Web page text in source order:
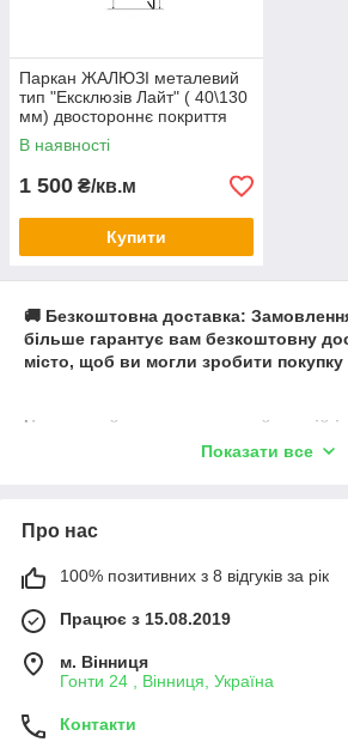
Паркан ЖАЛЮЗІ металевий
тип "Ексклюзів Лайт" ( 40\130
мм) двостороннє покриття
В наявності
1 500 ₴/кв.м
Купити
🚚 Безкоштовна доставка:
більше гарантує вам безкоштовну
місто, щоб ви могли зробити
Не втрачайте часу, замовляйте свій
металевий паркан жалюзі вже
Показати все
Про нас
100% позитивних з 8 відгуків за рік
Працює з 15.08.2019
м. Вінниця
Гонти 24 , Вінниця, Україна
Контакти